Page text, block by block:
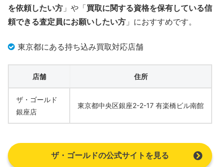
を依頼したい方 」や「買取に関する資格を保有している信
頼できる査定員にお願いしたい方 」におすすめです。
東京都にある持ち込み買取対応店舗
店舗 住所
ザ・ゴールド
銀座店
東京都中央区銀座2-2-17 有楽橋ビル南館
ザ・ゴールドの公式サイトを見る